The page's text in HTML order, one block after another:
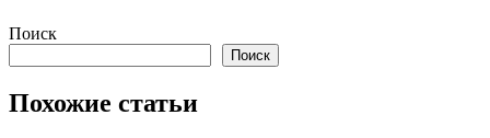
Перейти
содержимому
Поиск
Поиск
Похожие статьи